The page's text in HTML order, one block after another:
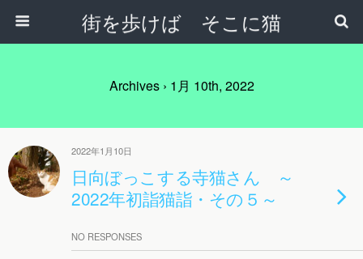
街を歩けば そこに猫
Archives › 1月 10th, 2022
2022年1月10日
日向ぼっこする寺猫さん ～
2022年初詣猫詣・その５～
NO RESPONSES